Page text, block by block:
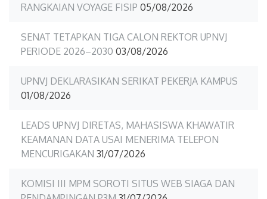
RANGKAIAN VOYAGE FISIP 05/08/2026
SENAT TETAPKAN TIGA CALON REKTOR UPNVJ
PERIODE 2026–2030 03/08/2026
UPNVJ DEKLARASIKAN SERIKAT PEKERJA KAMPUS
01/08/2026
LEADS UPNVJ DIRETAS, MAHASISWA KHAWATIR
KEAMANAN DATA USAI MENERIMA TELEPON
MENCURIGAKAN 31/07/2026
KOMISI III MPM SOROTI SITUS WEB SIAGA DAN